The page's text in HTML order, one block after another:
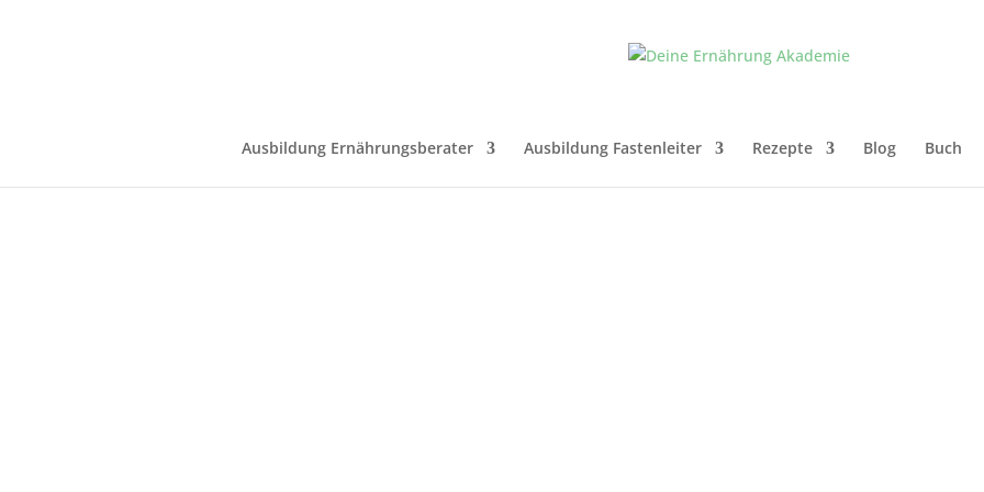
Ausbildung Ernährungsberater Ausbildung Fastenleiter Rezepte Blog Buch